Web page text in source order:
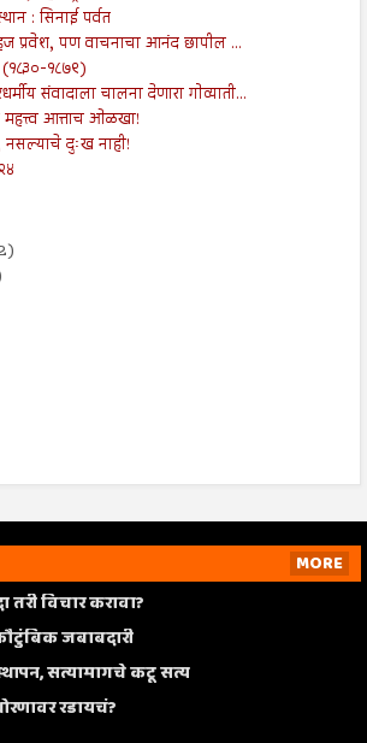
: सिनाई पर्वत
प्रवेश, पण वाचनाचा आनंद छापील ...
१८७९)
संवादाला चालना देणारा गोव्याती...
महत्त्व आत्ताच ओळखा!
दुःख नाही!
MORE
तरी विचार करावा?
जबाबदारी
सत्यामागचे कटू सत्य
रडायचं?